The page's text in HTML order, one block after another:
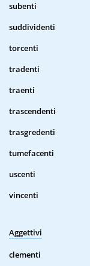
subenti
suddividenti
torcenti
tradenti
traenti
trascendenti
trasgredenti
tumefacenti
uscenti
vincenti
Aggettivi
clementi